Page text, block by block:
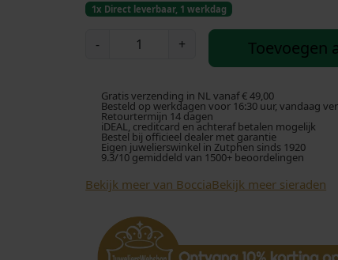
1x Direct leverbaar, 1 werkdag
-
9
+ Toevoegen
Gratis verzending in NL vanaf € 49,00
Besteld op werkdagen voor 16:30 uur, vandaag
Retourtermijn 14 dagen
iDEAL, creditcard en achteraf betalen mogelijk
Bestel bij officieel dealer met garantie
Eigen juwelierswinkel in Zutphen sinds 1920
9.3/10 gemiddeld van 1500+ beoordelingen
Bekijk meer van BocciaBekijk meer sieraden